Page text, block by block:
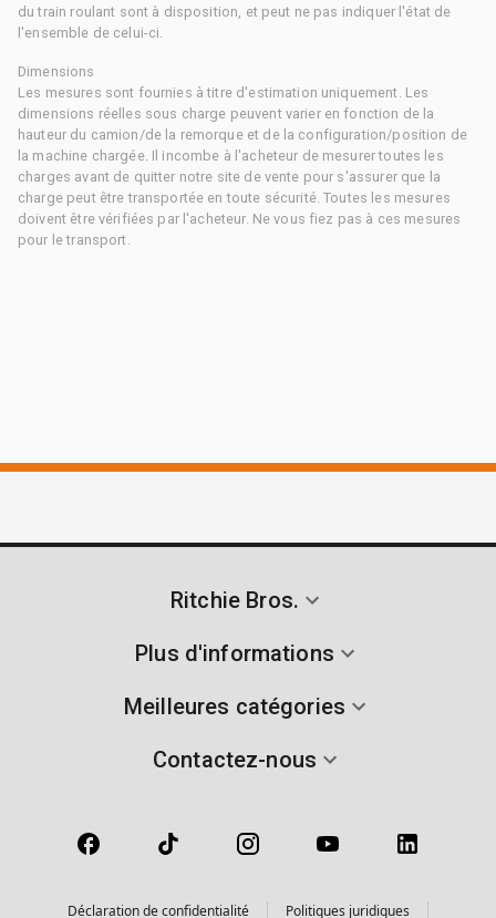
du train roulant sont à disposition, et peut ne pas indiquer l'état de
l'ensemble de celui-ci.
Dimensions
Les mesures sont fournies à titre d'estimation uniquement. Les
dimensions réelles sous charge peuvent varier en fonction de la
hauteur du camion/de la remorque et de la configuration/position de
la machine chargée. Il incombe à l'acheteur de mesurer toutes les
charges avant de quitter notre site de vente pour s'assurer que la
charge peut être transportée en toute sécurité. Toutes les mesures
doivent être vérifiées par l'acheteur. Ne vous fiez pas à ces mesures
pour le transport.
Ritchie Bros.
Plus d'informations
Meilleures catégories
Contactez-nous
Déclaration de confidentialité Politiques juridiques